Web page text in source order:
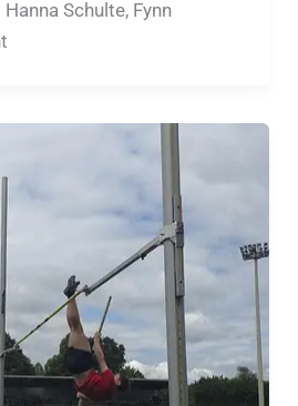
Schulte, Fynn